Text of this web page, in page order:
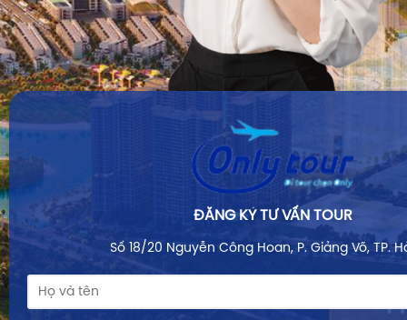
ĐĂNG KÝ TƯ VẤN TOUR
Số 18/20 Nguyễn Công Hoan, P. Giảng Võ, TP.